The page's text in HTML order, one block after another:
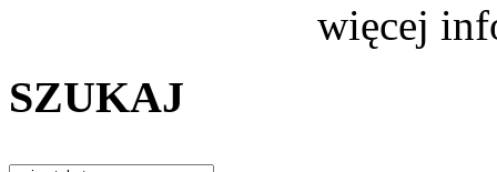
więcej
SZUKAJ